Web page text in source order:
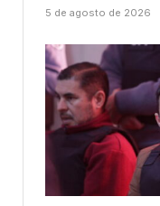
5 de agosto de 2026